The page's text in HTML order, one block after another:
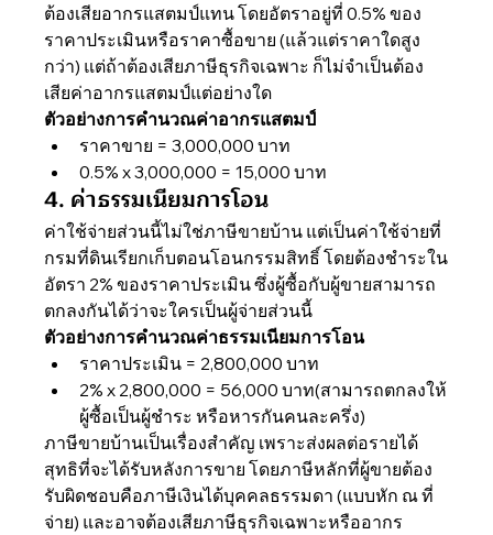
ต้องเสียอากรแสตมป์แทน โดยอัตราอยู่ที่ 0.5% ของ
ราคาประเมินหรือราคาซื้อขาย (แล้วแต่ราคาใดสูง
กว่า) แต่ถ้าต้องเสียภาษีธุรกิจเฉพาะ ก็ไม่จำเป็นต้อง
เสียค่าอากรแสตมป์แต่อย่างใด
ตัวอย่างการคำนวณค่าอากรแสตมป์
ราคาขาย = 3,000,000 บาท
0.5% x 3,000,000 = 15,000 บาท
4. ค่าธรรมเนียมการโอน
ค่าใช้จ่ายส่วนนี้ไม่ใช่ภาษีขายบ้าน แต่เป็นค่าใช้จ่ายที่
กรมที่ดินเรียกเก็บตอนโอนกรรมสิทธิ์ โดยต้องชำระใน
อัตรา 2% ของราคาประเมิน ซึ่งผู้ซื้อกับผู้ขายสามารถ
ตกลงกันได้ว่าจะใครเป็นผู้จ่ายส่วนนี้
ตัวอย่างการคำนวณค่าธรรมเนียมการโอน
ราคาประเมิน = 2,800,000 บาท
2% x 2,800,000 = 56,000 บาท(สามารถตกลงให้
ผู้ซื้อเป็นผู้ชำระ หรือหารกันคนละครึ่ง)
ภาษีขายบ้านเป็นเรื่องสำคัญ เพราะส่งผลต่อรายได้
สุทธิที่จะได้รับหลังการขาย โดยภาษีหลักที่ผู้ขายต้อง
รับผิดชอบคือภาษีเงินได้บุคคลธรรมดา (แบบหัก ณ ที่
จ่าย) และอาจต้องเสียภาษีธุรกิจเฉพาะหรืออากร